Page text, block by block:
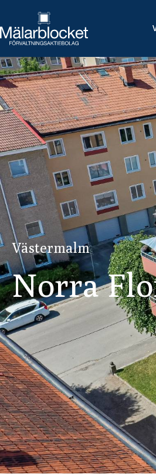
Västermalm
Norra